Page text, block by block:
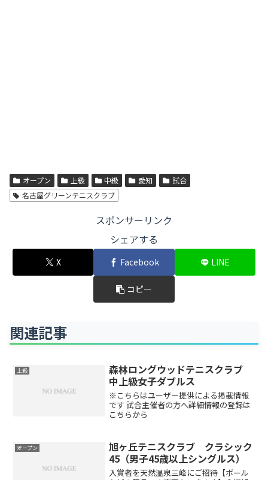
オープン 上級 中級 愛知
試合
名古屋グリーンテニスクラブ
スポンサーリンク
シェアする
X Facebook LINE
コピー
関連記事
上級
森林ロングウッドテニスクラブ
中上級女子ダブルス
※こちらはユーザー提供による掲載情報
です 試合主催者の方へ詳細情報の登録は
こちらから
オープン
旭ヶ丘テニスクラブ クラシック
45（男子45歳以上シングルス）
入賞者を天然温泉三峰にご招待【ボール